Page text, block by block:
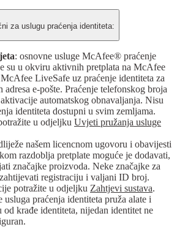
za uslugu praćenja identiteta:
: osnovne usluge McAfee® praćenje
su u okviru aktivnih pretplata na McAfee
LiveSafe uz praćenje identiteta za
adresa e-pošte. Praćenje telefonskog broja
automatskog obnavaljanja. Nisu
identiteta dostupni u svim zemljama.
u odjeljku Uvjeti pružanja usluge
našem licencnom ugovoru i obavijesti
razdoblja pretplate moguće je dodavati,
značajke proizvoda. Neke značajke za
registraciju i valjani ID broj.
potražite u odjeljku Zahtjevi sustava.
praćenja identiteta pruža alate i
od krađe identiteta, nijedan identitet ne